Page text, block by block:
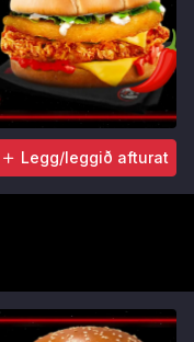
Legg/leggið afturat